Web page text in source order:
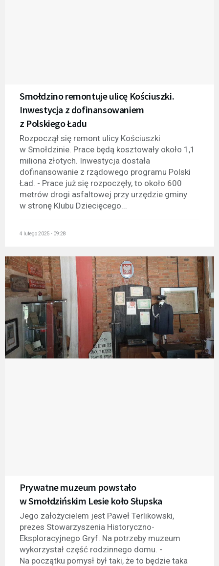
Smołdzino remontuje ulicę Kościuszki.
Inwestycja z dofinansowaniem
z Polskiego Ładu
Rozpoczął się remont ulicy Kościuszki
w Smołdzinie. Prace będą kosztowały około 1,1
miliona złotych. Inwestycja dostała
dofinansowanie z rządowego programu Polski
Ład. - Prace już się rozpoczęły, to około 600
metrów drogi asfaltowej przy urzędzie gminy
w stronę Klubu Dziecięcego...
4 lutego 2025 - 09:28
Prywatne muzeum powstało
w Smołdzińskim Lesie koło Słupska
Jego założycielem jest Paweł Terlikowski,
prezes Stowarzyszenia Historyczno-
Eksploracyjnego Gryf. Na potrzeby muzeum
wykorzystał część rodzinnego domu. -
Na początku pomysł był taki, że to będzie taka